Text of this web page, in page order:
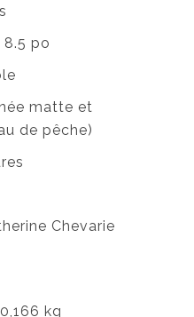
8.5 po
matte et
de pêche)
Chevarie
0,166 kg